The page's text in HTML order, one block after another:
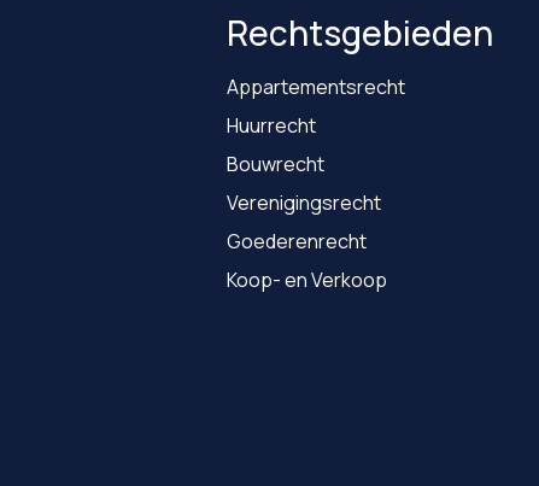
Rechtsgebieden
Appartementsrecht
Huurrecht
Bouwrecht
Verenigingsrecht
Goederenrecht
Koop- en Verkoop